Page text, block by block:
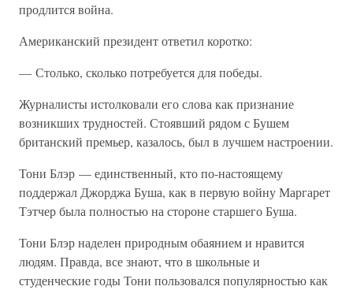
продлится война.
Американский президент ответил коротко:
— Столько, сколько потребуется для победы.
Журналисты истолковали его слова как признание
возникших трудностей. Стоявший рядом с Бушем
британский премьер, казалось, был в лучшем настроении.
Тони Блэр — единственный, кто по-настоящему
поддержал Джорджа Буша, как в первую войну Маргарет
Тэтчер была полностью на стороне старшего Буша.
Тони Блэр наделен природным обаянием и нравится
людям. Правда, все знают, что в школьные и
студенческие годы Тони пользовался популярностью как